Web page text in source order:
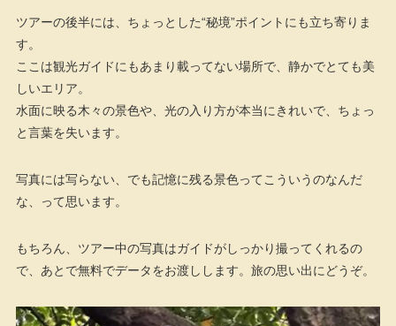
ツアーの後半には、ちょっとした“秘境”ポイントにも立ち寄りま
す。
ここは観光ガイドにもあまり載ってない場所で、静かでとても美
しいエリア。
水面に映る木々の景色や、光の入り方が本当にきれいで、ちょっ
と言葉を失います。
写真には写らない、でも記憶に残る景色ってこういうのなんだ
な、って思います。
もちろん、ツアー中の写真はガイドがしっかり撮ってくれるの
で、あとで無料でデータをお渡しします。旅の思い出にどうぞ。